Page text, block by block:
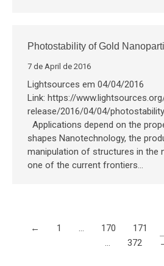
Photostability of Gold
7 de April de 2016
Lightsources em 04/04/2016
Link: https://
release/2016/04/04/
Applications depend on the
shapes Nanotechnology, the
manipulation of structures in the
one of the current frontiers…
← 1 … 170 171
…
372